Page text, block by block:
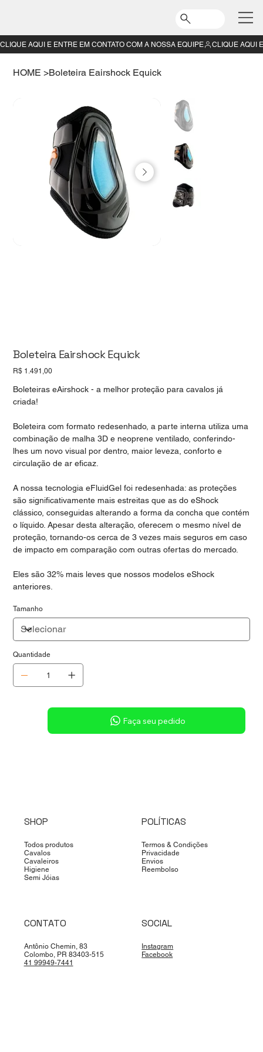
HOME >Boleteira Eairshock Equick
Boleteira Eairshock Equick
Preço
R$ 1.491,00
Boleteiras eAirshock - a melhor proteção para cavalos já
criada!
Boleteira com formato redesenhado, a parte interna utiliza uma
combinação de malha 3D e neoprene ventilado, conferindo-
lhes um novo visual por dentro, maior leveza, conforto e
circulação de ar eficaz.
A nossa tecnologia eFluidGel foi redesenhada: as proteções
são significativamente mais estreitas que as do eShock
clássico, conseguidas alterando a forma da concha que contém
o líquido. Apesar desta alteração, oferecem o mesmo nível de
proteção, tornando-os cerca de 3 vezes mais seguros em caso
de impacto em comparação com outras ofertas do mercado.
Eles são 32% mais leves que nossos modelos eShock
anteriores.
Tamanho
Quantidade
Sob consulta
Faça seu pedido
CLIQUE AQUI E ENTRE EM CONTATO COM A NOSSA EQUIPE
SHOP
Todos produtos
Cavalos
Cavaleiros
Higiene
Semi Jóias
POLÍTICAS
Termos & Condições
Privacidade
Envios
Reembolso
CONTATO
Antônio Chemin, 83
Colombo, PR 83403-515
41 99949-7441
SOCIAL
Instagram
Facebook